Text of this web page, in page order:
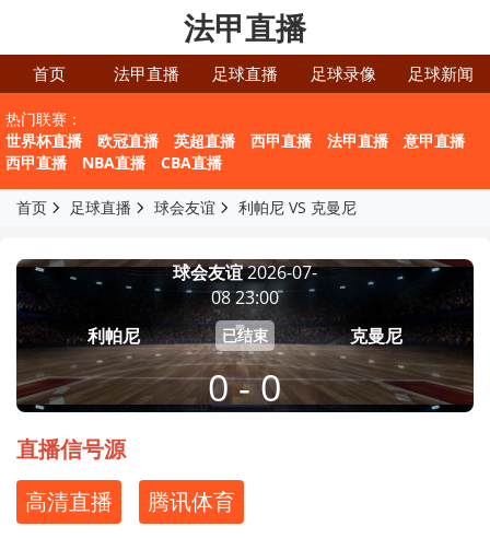
法甲直播
首页 法甲直播 足球直播 足球录像 足球新闻
热门联赛：
世界杯直播
欧冠直播 英超直播 西甲直播 法甲直播
意甲直播
西甲直播
NBA直播 CBA直播
首页 足球直播 球会友谊 利帕尼 VS 克曼尼
利帕尼
球会友谊2026-07-
08 23:00
已结束
0 - 0
克曼尼
直播信号源
高清直播
腾讯体育